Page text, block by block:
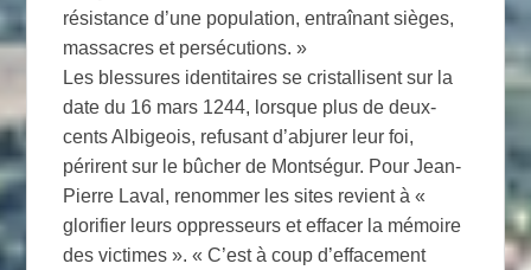
résistance d’une population, entraînant sièges,
massacres et persécutions. »
Les blessures identitaires se cristallisent sur la
date du 16 mars 1244, lorsque plus de deux-
cents Albigeois, refusant d’abjurer leur foi,
périrent sur le bûcher de Montségur. Pour Jean-
Pierre Laval, renommer les sites revient à «
glorifier leurs oppresseurs et effacer la mémoire
des victimes ». « C’est à coup d’effacement